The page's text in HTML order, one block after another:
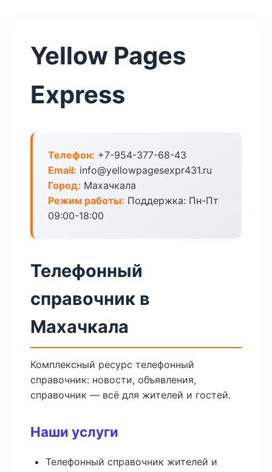
Yellow Pages
Express
Телефон: +7-954-377-68-43
Email: info@yellowpagesexpr431.ru
Город: Махачкала
Режим работы: Поддержка: Пн-Пт
09:00-18:00
Телефонный
справочник в
Махачкала
Комплексный ресурс телефонный
справочник: новости, объявления,
справочник — всё для жителей и гостей.
Наши услуги
Телефонный справочник жителей и